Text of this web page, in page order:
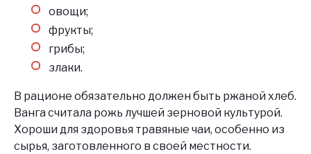
овощи;
фрукты;
грибы;
злаки.
В рационе обязательно должен быть ржаной хлеб.
Ванга считала рожь лучшей зерновой культурой.
Хороши для здоровья травяные чаи, особенно из
сырья, заготовленного в своей местности.